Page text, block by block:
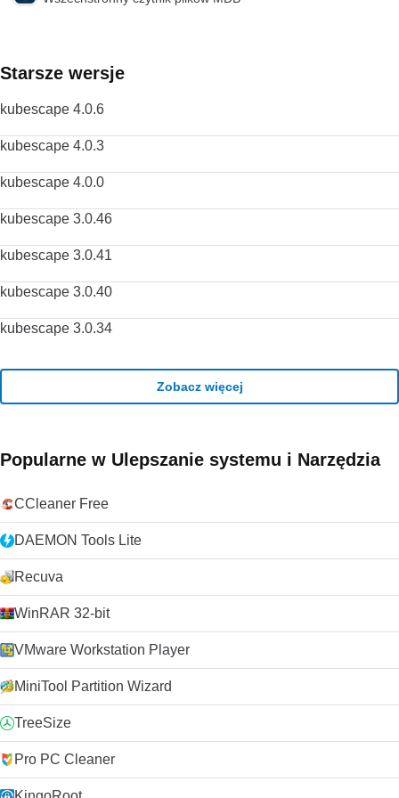
ciągłemu rozwojowi i ulepszaniu przez VideoLAN Org.
Szukasz VLC Media Player w wersji dla komputerów Mac?
Starsze wersje
kubescape 4.0.6
kubescape 4.0.3
kubescape 4.0.0
kubescape 3.0.46
kubescape 3.0.41
kubescape 3.0.40
kubescape 3.0.34
Zobacz więcej
Popularne w Ulepszanie systemu i Narzędzia
CCleaner Free
DAEMON Tools Lite
Recuva
WinRAR 32-bit
VMware Workstation Player
MiniTool Partition Wizard
TreeSize
Pro PC Cleaner